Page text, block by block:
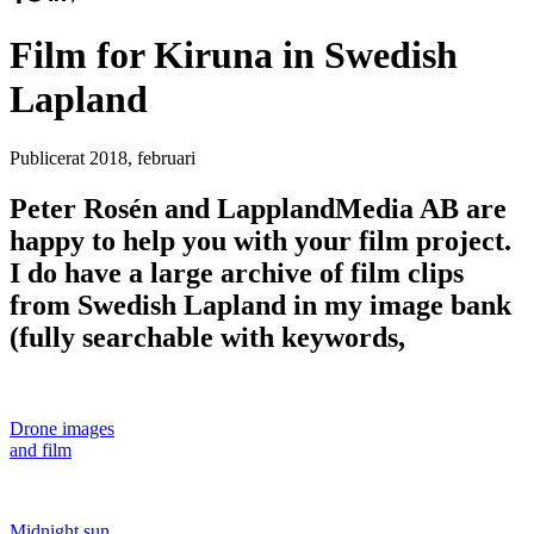
Film for Kiruna in Swedish
Lapland
Publicerat 2018, februari
Peter Rosén and LapplandMedia AB are
happy to help you with your film project.
I do have a large archive of film clips
from Swedish Lapland in my image bank
(fully searchable with keywords,
Drone images
and film